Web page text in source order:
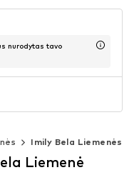
nurodytas tavo
Imily Bela Liemenės
Liemenė